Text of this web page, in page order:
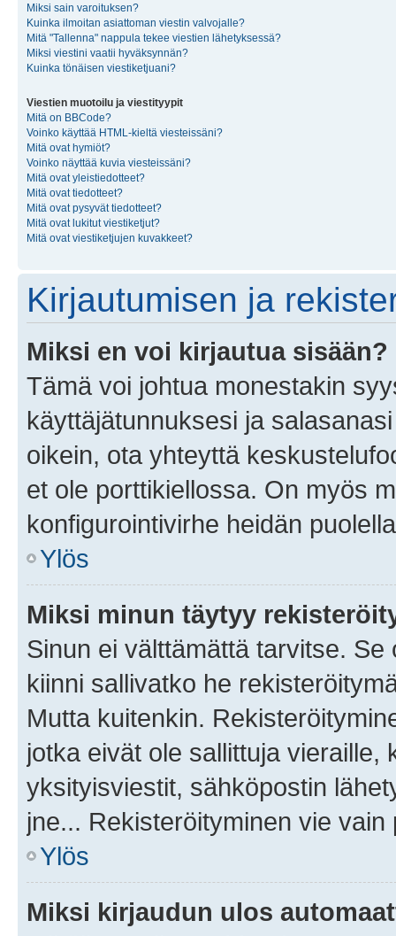
Miksi sain varoituksen?
Kuinka ilmoitan asiattoman viestin valvojalle?
Mitä "Tallenna" nappula tekee viestien lähetyksessä?
Miksi viestini vaatii hyväksynnän?
Kuinka tönäisen viestiketjuani?
Viestien muotoilu ja viestityypit
Mitä on BBCode?
Voinko käyttää HTML-kieltä viesteissäni?
Mitä ovat hymiöt?
Voinko näyttää kuvia viesteissäni?
Mitä ovat yleistiedotteet?
Mitä ovat tiedotteet?
Mitä ovat pysyvät tiedotteet?
Mitä ovat lukitut viestiketjut?
Mitä ovat viestiketjujen kuvakkeet?
Kirjautumisen ja
Miksi en voi kirjautua sisään?
Tämä voi johtua monestakin
käyttäjätunnuksesi ja
oikein, ota yhteyttä
et ole porttikiellossa. On myös
konfigurointivirhe heidän
Ylös
Miksi minun täytyy
Sinun ei välttämättä tarvitse.
kiinni sallivatko he
Mutta kuitenkin.
jotka eivät ole sallittuja vieraille,
yksityisviestit, sähköpostin
jne... Rekisteröityminen vie
Ylös
Miksi kirjaudun ulos